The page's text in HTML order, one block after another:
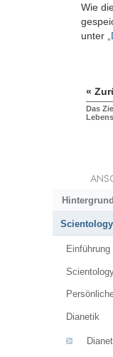
Wie
unter
«
Das
Lebens
Einführung
Dianetik